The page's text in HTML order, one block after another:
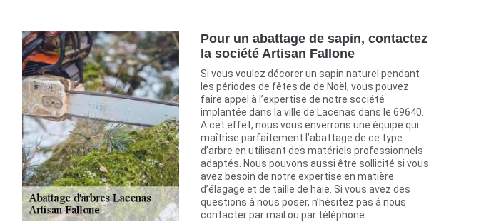
Pour un abattage de sapin, contactez
la société Artisan Fallone
Si vous voulez décorer un sapin naturel pendant
les périodes de fêtes de de Noël, vous pouvez
faire appel à l’expertise de notre société
implantée dans la ville de Lacenas dans le 69640.
A cet effet, nous vous enverrons une équipe qui
maîtrise parfaitement l’abattage de ce type
d’arbre en utilisant des matériels professionnels
adaptés. Nous pouvons aussi être sollicité si vous
avez besoin de notre expertise en matière
d’élagage et de taille de haie. Si vous avez des
questions à nous poser, n’hésitez pas à nous
contacter par mail ou par téléphone.